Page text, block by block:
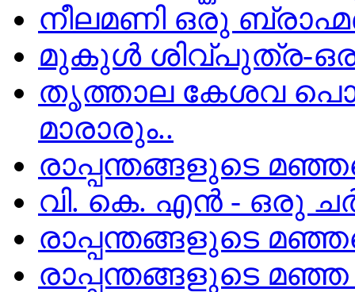
നീലമണി ഒരു
മുകുൾ ശിവ്പുത്ര-ഒരു
തൃത്താല കേശവ
മാരാരും..
രാപ്പന്തങ്ങളുടെ
വി. കെ. എൻ - ഒരു
രാപ്പന്തങ്ങളുടെ
രാപ്പന്തങ്ങളുടെ